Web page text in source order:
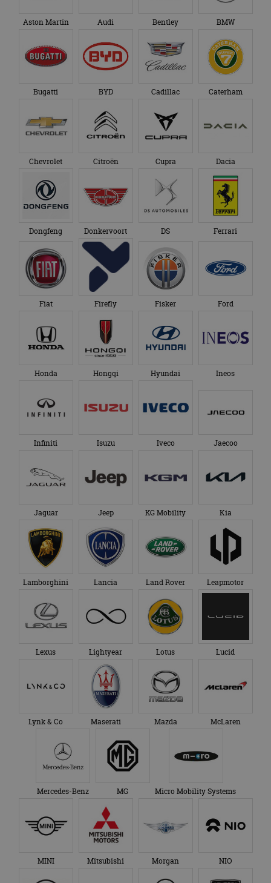
Aston Martin Audi Bentley BMW
Bugatti BYD Cadillac Caterham
Chevrolet Citroën Cupra Dacia
Dongfeng Donkervoort DS Ferrari
Fiat Firefly Fisker Ford
Honda Hongqi Hyundai Ineos
Infiniti Isuzu Iveco Jaecoo
Jaguar Jeep KG Mobility Kia
Lamborghini Lancia Land Rover Leapmotor
Lexus Lightyear Lotus Lucid
Lynk & Co Maserati Mazda McLaren
Mercedes-Benz MG Micro Mobility Systems
MINI Mitsubishi Morgan NIO